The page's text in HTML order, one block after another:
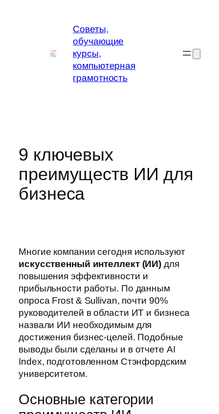
Советы,
обучающие
курсы,
компьютерная
грамотность
9 ключевых
преимуществ ИИ для
бизнеса
Многие компании сегодня используют
искусственный интеллект (ИИ) для
повышения эффективности и
прибыльности работы. По данным
опроса Frost & Sullivan, почти 90%
руководителей в области ИТ и бизнеса
назвали ИИ необходимым для
достижения бизнес-целей. Подобные
выводы были сделаны и в отчете AI
Index, подготовленном Стэнфордским
университетом.
Основные категории